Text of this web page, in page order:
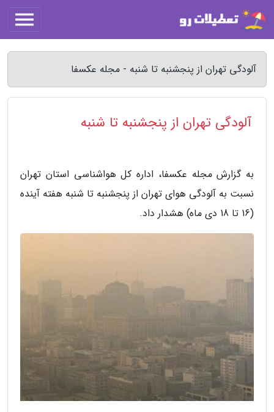
آلودگی تهران از پنجشنبه تا شنبه - مجله عکسفا
آلودگی تهران از پنجشنبه تا شنبه
به گزارش مجله عکسفا، اداره کل هواشناسی استان تهران
نسبت به آلودگی هوای تهران از پنجشنبه تا شنبه هفته آینده
(16 تا 18 دی ماه) هشدار داد.